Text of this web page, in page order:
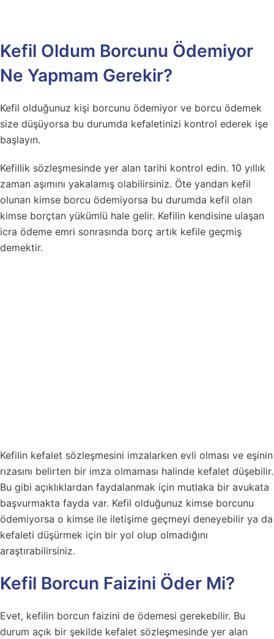
Kefil Oldum Borcunu Ödemiyor
Ne Yapmam Gerekir?
Kefil olduğunuz kişi borcunu ödemiyor ve borcu ödemek
size düşüyorsa bu durumda kefaletinizi kontrol ederek işe
başlayın.
Kefillik sözleşmesinde yer alan tarihi kontrol edin. 10 yıllık
zaman aşımını yakalamış olabilirsiniz. Öte yandan kefil
olunan kimse borcu ödemiyorsa bu durumda kefil olan
kimse borçtan yükümlü hale gelir. Kefilin kendisine ulaşan
icra ödeme emri sonrasında borç artık kefile geçmiş
demektir.
Kefilin kefalet sözleşmesini imzalarken evli olması ve eşinin
rızasını belirten bir imza olmaması halinde kefalet düşebilir.
Bu gibi açıklıklardan faydalanmak için mutlaka bir avukata
başvurmakta fayda var. Kefil olduğunuz kimse borcunu
ödemiyorsa o kimse ile iletişime geçmeyi deneyebilir ya da
kefaleti düşürmek için bir yol olup olmadığını
araştırabilirsiniz.
Kefil Borcun Faizini Öder Mi?
Evet, kefilin borcun faizini de ödemesi gerekebilir. Bu
durum açık bir şekilde kefalet sözleşmesinde yer alan